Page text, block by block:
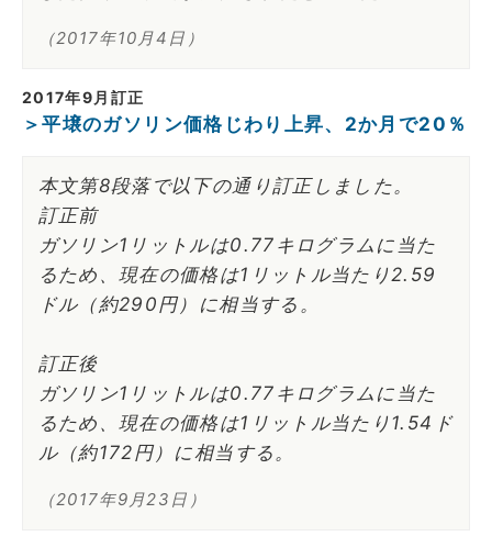
（2017年10月4日）
2017年9月訂正
＞平壌のガソリン価格じわり上昇、2か月で20％
本文第8段落で以下の通り訂正しました。
訂正前
ガソリン1リットルは0.77キログラムに当た
るため、現在の価格は1リットル当たり2.59
ドル（約290円）に相当する。
訂正後
ガソリン1リットルは0.77キログラムに当た
るため、現在の価格は1リットル当たり1.54ド
ル（約172円）に相当する。
（2017年9月23日）